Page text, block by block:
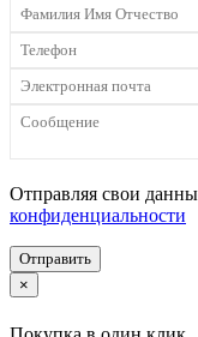
Отправляя свои
конфиденциальности
Отправить
×